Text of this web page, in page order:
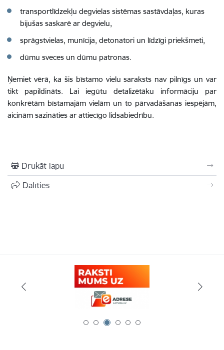
transportlīdzekļu degvielas sistēmas sastāvdaļas, kuras
bijušas saskarē ar degvielu,
sprāgstvielas, munīcija, detonatori un līdzīgi priekšmeti,
dūmu sveces un dūmu patronas.
Ņemiet vērā, ka šis bīstamo vielu saraksts nav pilnīgs un var
tikt papildināts. Lai iegūtu detalizētāku informāciju par
konkrētām bīstamajām vielām un to pārvadāšanas iespējām,
aicinām sazināties ar attiecīgo lidsabiedrību.
Drukāt lapu
Dalīties